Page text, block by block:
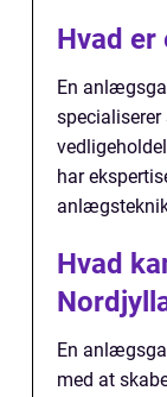
Hvad
En
har
Hvad
En
med at